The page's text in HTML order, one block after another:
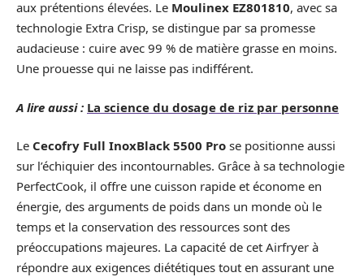
aux prétentions élevées. Le Moulinex EZ801810, avec sa
technologie Extra Crisp, se distingue par sa promesse
audacieuse : cuire avec 99 % de matière grasse en moins.
Une prouesse qui ne laisse pas indifférent.
A lire aussi : La science du dosage de riz par personne
Le Cecofry Full InoxBlack 5500 Pro se positionne aussi
sur l’échiquier des incontournables. Grâce à sa technologie
PerfectCook, il offre une cuisson rapide et économe en
énergie, des arguments de poids dans un monde où le
temps et la conservation des ressources sont des
préoccupations majeures. La capacité de cet Airfryer à
répondre aux exigences diététiques tout en assurant une